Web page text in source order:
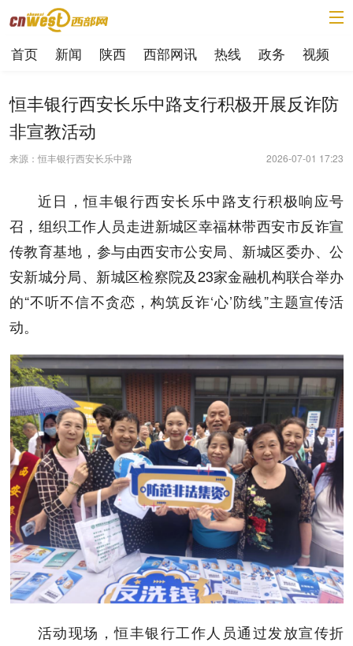
首页 新闻 陕西 西部网讯 热线 政务 视频
恒丰银行西安长乐中路支行积极开展反诈防
非宣教活动
来源：恒丰银行西安长乐中路 2026-07-01 17:23
近日，恒丰银行西安长乐中路支行积极响应号
召，组织工作人员走进新城区幸福林带西安市反诈宣
传教育基地，参与由西安市公安局、新城区委办、公
安新城分局、新城区检察院及23家金融机构联合举办
的“不听不信不贪恋，构筑反诈‘心’防线”主题宣传活
动。
活动现场，恒丰银行工作人员通过发放宣传折